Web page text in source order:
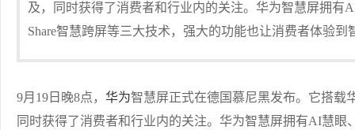
及，同时获得了消费者和行业内的关注。华为智慧屏拥有
Share智慧跨屏等三大技术，强大的功能也让消费者体验
9月19日晚8点， 华为智慧屏正式在德国慕尼黑发布。它搭载
同时获得了消费者和行业内的关注。华为智慧屏拥有AI慧眼